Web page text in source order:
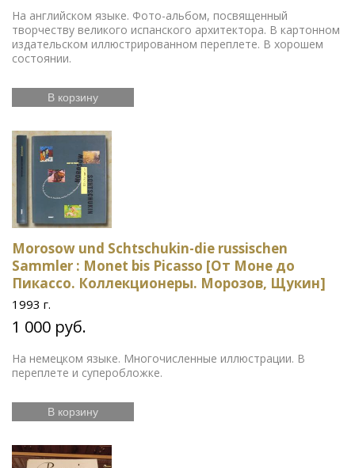
На английском языке. Фото-альбом, посвященный
творчеству великого испанского архитектора. В картонном
издательском иллюстрированном переплете. В хорошем
состоянии.
В корзину
Morosow und Schtschukin-die russischen
Sammler : Monet bis Picasso [От Моне до
Пикассо. Коллекционеры. Морозов, Щукин]
1993 г.
1 000 руб.
На немецком языке. Многочисленные иллюстрации. В
переплете и суперобложке.
В корзину